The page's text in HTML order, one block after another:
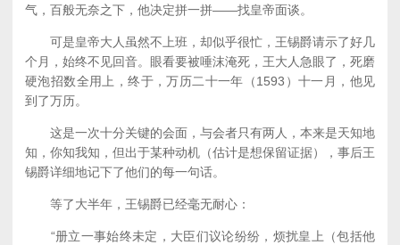
气，百般无奈之下，他决定拼一拼——找皇帝面谈。
可是皇帝大人虽然不上班，却似乎很忙，王锡爵请示了好几
个月，始终不见回音。眼看要被唾沫淹死，王大人急眼了，死磨
硬泡招数全用上，终于，万历二十一年（1593）十一月，他见
到了万历。
这是一次十分关键的会面，与会者只有两人，本来是天知地
知，你知我知，但出于某种动机（估计是想保留证据），事后王
锡爵详细地记下了他们的每一句话。
等了大半年，王锡爵已经毫无耐心：
“册立一事始终未定，大臣们议论纷纷，烦扰皇上（包括他